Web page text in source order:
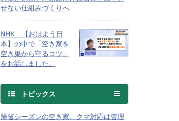
せない仕組みづくりへ
NHK 【おはよう日
本】の中で「空き家を
空き巣から守るコツ」
をお話しました。
トピックス
帰省シーズンの空き家、クマ対応は管理